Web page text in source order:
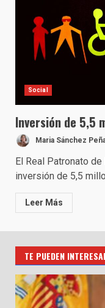
Social
Inversión de 5,5
Maria Sánchez
El Real Patronato
inversión de 5,5
Leer Más
TE PUEDEN